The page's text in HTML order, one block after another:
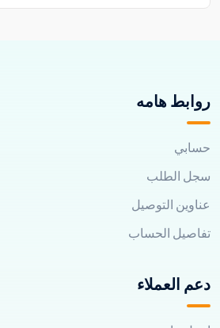
روابط هامه
حسابي
سجل الطلب
عناوين التوصيل
تفاصيل الحساب
دعم العملاء